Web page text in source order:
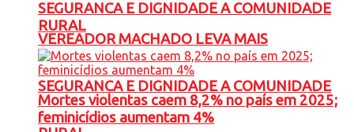
VEREADOR MACHADO LEVA MAIS
SEGURANCA E DIGNIDADE A COMUNIDADE
SEGURANCA E DIGNIDADE A COMUNIDADE
RURAL
Mortes violentas caem 8,2% no país em 2025;
feminicídios aumentam 4%